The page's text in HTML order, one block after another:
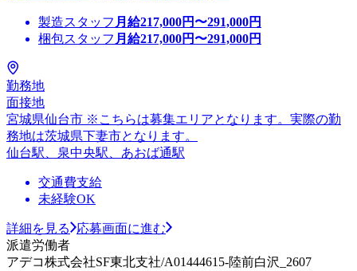
製造スタッフ 月給217,000円〜291,000円
梱包スタッフ 月給217,000円〜291,000円
勤務地
面接地
宮城県仙台市 ※こちらは募集エリアとなります。実際の勤
務地は茨城県下妻市となります。
仙台駅、泉中央駅、あおば通駅
交通費支給
未経験OK
詳細を見る
応募画面に進む
派遣労働者
アデコ株式会社SF東北支社/A01444615-陸前白沢_2607